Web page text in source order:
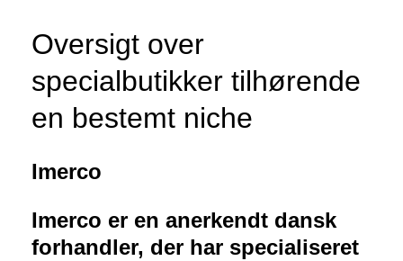
Oversigt over
specialbutikker tilhørende
en bestemt niche
Imerco
Imerco er en anerkendt dansk
forhandler, der har specialiseret